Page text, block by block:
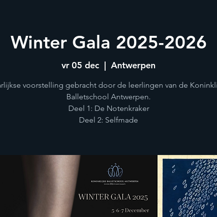
Winter Gala 2025-2026
vr 05 dec
  |
Antwerpen
voorstelling gebracht door de leerlingen van de
Balletschool Antwerpen.
Deel 1: De Notenkraker
Deel 2: Selfmade